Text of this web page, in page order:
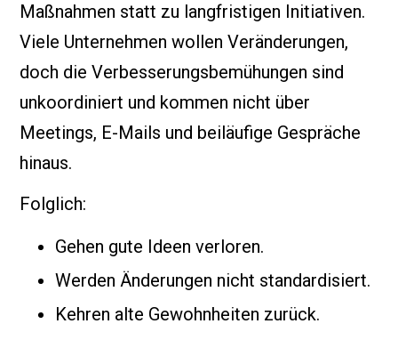
Maßnahmen statt zu langfristigen Initiativen.
Viele Unternehmen wollen Veränderungen,
doch die Verbesserungsbemühungen sind
unkoordiniert und kommen nicht über
Meetings, E-Mails und beiläufige Gespräche
hinaus.
Folglich:
Gehen gute Ideen verloren.
Werden Änderungen nicht standardisiert.
Kehren alte Gewohnheiten zurück.